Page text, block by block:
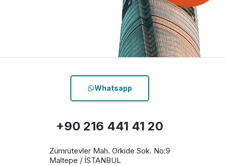
Whatsapp
+90 216 441 41 20
Zümrütevler Mah. Orkide Sok. No:9
Maltepe / İSTANBUL